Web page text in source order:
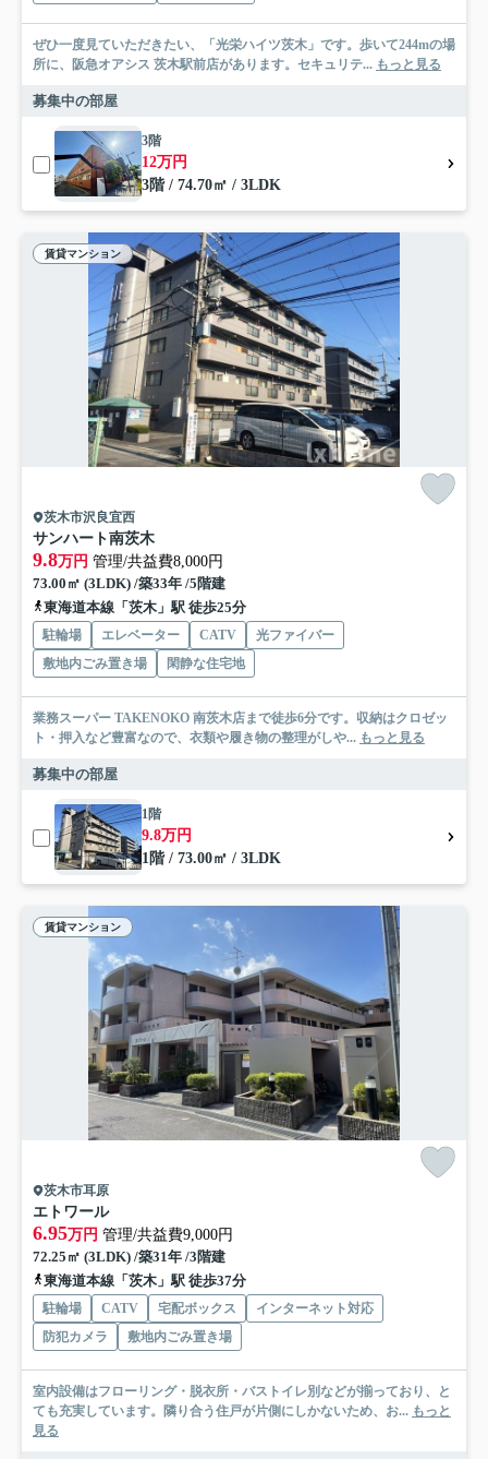
ぜひ一度見ていただきたい、「光栄ハイツ茨木」です。歩いて244mの場
所に、阪急オアシス 茨木駅前店があります。セキュリテ... もっと見る
募集中の部屋
3階
12万円
3階 / 74.70㎡ / 3LDK
賃貸マンション
茨木市沢良宜西
サンハート南茨木
9.8万円 管理/共益費8,000円
73.00㎡ (3LDK) /築33年 /5階建
東海道本線「茨木」駅 徒歩25分
駐輪場 エレベーター CATV
光ファイバー
敷地内ごみ置き場
閑静な住宅地
業務スーパー TAKENOKO 南茨木店まで徒歩6分です。収納はクロゼッ
ト・押入など豊富なので、衣類や履き物の整理がしや... もっと見る
募集中の部屋
1階
9.8万円
1階 / 73.00㎡ / 3LDK
賃貸マンション
茨木市耳原
エトワール
6.95万円 管理/共益費9,000円
72.25㎡ (3LDK) /築31年 /3階建
東海道本線「茨木」駅 徒歩37分
駐輪場 CATV 宅配ボックス
インターネット対応
防犯カメラ
敷地内ごみ置き場
室内設備はフローリング・脱衣所・バストイレ別などが揃っており、と
ても充実しています。隣り合う住戸が片側にしかないため、お... もっと
見る